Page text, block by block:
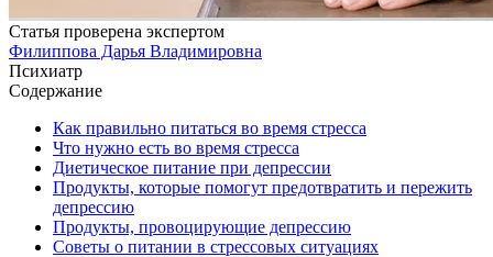
Статья проверена экспертом
Филиппова Дарья Владимировна
Психиатр
Содержание
Как правильно питаться во время стресса
Что нужно есть во время стресса
Диетическое питание при депрессии
Продукты, которые помогут предотвратить и пережить
депрессию
Продукты, провоцирующие депрессию
Советы о питании в стрессовых ситуациях